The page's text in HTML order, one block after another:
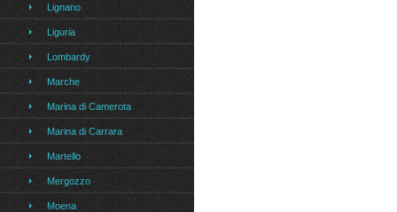
Lignano
Liguria
Lombardy
Marche
Marina di Camerota
Marina di Carrara
Martello
Mergozzo
Moena